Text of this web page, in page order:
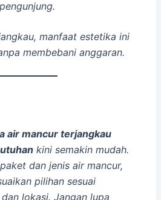
manfaat estetika ini
membebani anggaran.
air mancur terjangkau
kini semakin mudah.
dan jenis air mancur,
pilihan sesuai
lokasi. Jangan lupa